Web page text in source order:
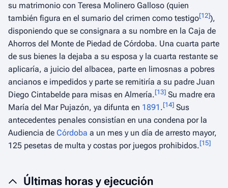
su matrimonio con Teresa Molinero Galloso (quien
también figura en el sumario del crimen como testigo[12]),
disponiendo que se consignara a su nombre en la Caja de
Ahorros del Monte de Piedad de Córdoba. Una cuarta parte
de sus bienes la dejaba a su esposa y la cuarta restante se
aplicaría, a juicio del albacea, parte en limosnas a pobres
ancianos e impedidos y parte se remitiría a su padre Juan
Diego Cintabelde para misas en Almería.[13] Su madre era
María del Mar Pujazón, ya difunta en 1891 .[14] Sus
antecedentes penales consistían en una condena por la
Audiencia de Córdoba a un mes y un día de arresto mayor,
125 pesetas de multa y costas por juegos prohibidos.[15]
Últimas horas y ejecución